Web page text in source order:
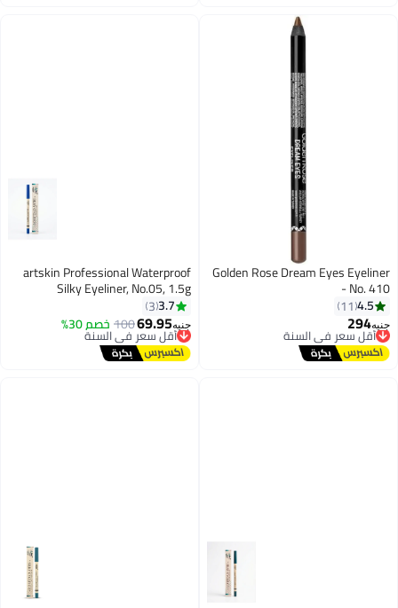
10
Golden Rose Dream Eyes Eyeliner
- No. 410
4.5
11
جنيه294
أقل سعر في السنة
توصيل مجاني
أقل سعر في السنة
3
artskin Professional Waterproof
Silky Eyeliner, No.05, 1.5g
3.7
3
جنيه69.95
100 خصم 30%
أقل سعر في السنة
توصيل مجاني
أقل سعر في السنة